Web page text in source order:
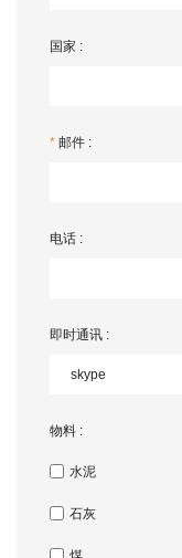
国家 :
* 邮件 :
电话 :
即时通讯 :
物料 :
水泥
石灰